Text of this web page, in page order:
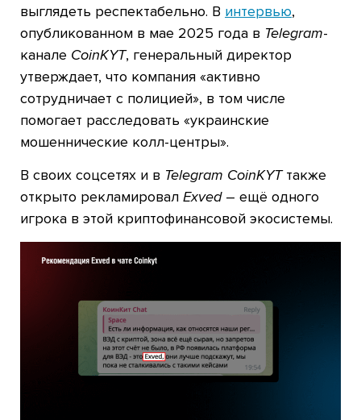
выглядеть респектабельно. В интервью,
опубликованном в мае 2025 года в Telegram-
канале CoinKYT, генеральный директор
утверждает, что компания «активно
сотрудничает с полицией», в том числе
помогает расследовать «украинские
мошеннические колл-центры».
В своих соцсетях и в Telegram CoinKYTтакже
открыто рекламировал Exved– ещё одного
игрока в этой криптофинансовой экосистемы.